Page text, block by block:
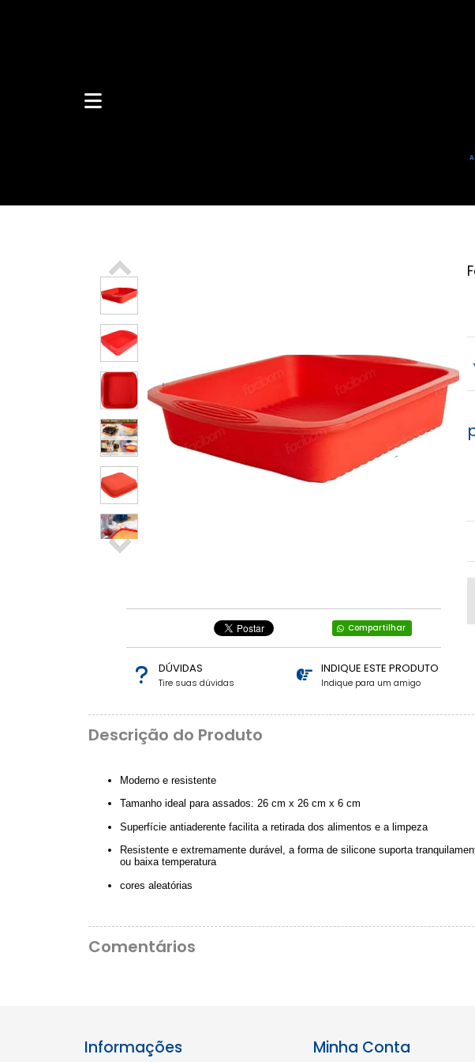
Celular
TV Box
Barbearia
Relógios e
Smartwatch
Diversos
Ring Light
Informática
Brinquedos
Mãe e Bebê,
Compartilhar
DÚVIDAS
Tire suas dúvidas
INDIQUE ESTE PRODUTO
Indique para um amigo
Descrição do Produto
Moderno e resistente
Tamanho ideal para assados: 26 cm x 26 cm x 6 cm
Superfície antiaderente facilita a retirada dos alimentos e a limpeza
Resistente e extremamente durável, a forma de silicone suporta
ou baixa temperatura
cores aleatórias
Comentários
Informações Minha Conta